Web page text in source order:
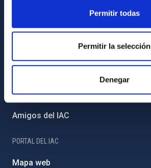
Permitir todas
Permitir la selección
Denegar
Igualdad y diversidad de género
Forever IAC
Medio Ambiente y Sostenibilidad
Proyectos institucionales
Programa Severo Ochoa
Amigos del IAC
PORTAL DEL IAC
Mapa web